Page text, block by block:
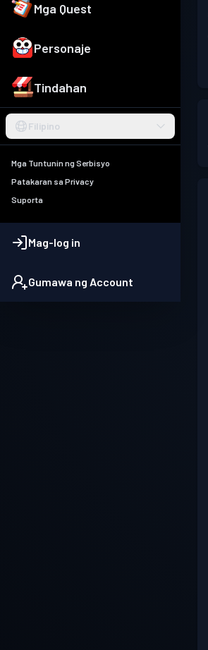
Mga Quest
Personaje
Tindahan
Filipino
Mga Tuntunin ng Serbisyo
Patakaran sa Privacy
Suporta
Mag-log in
Gumawa ng Account